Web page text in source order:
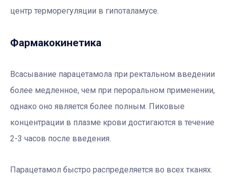
центр терморегуляции в гипоталамусе.
Фармакокинетика
Всасывание парацетамола при ректальном введении
более медленное, чем при пероральном применении,
однако оно является более полным. Пиковые
концентрации в плазме крови достигаются в течение
2-3 часов после введения.
Парацетамол быстро распределяется во всех тканях.